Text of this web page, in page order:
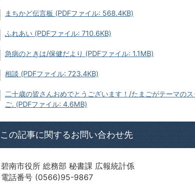
まちかど伝言板 (PDFファイル: 568.4KB)
ふれあい (PDFファイル: 710.6KB)
急病のときは/保健だより (PDFファイル: 1.1MB)
相談 (PDFファイル: 723.4KB)
二十歳の皆さんおめでとうございます！/たまごがテーマの
ご. (PDFファイル: 4.6MB)
この記事に関するお問い合わせ先
碧南市役所 総務部 秘書課 広報統計係
電話番号 (0566)95-9867